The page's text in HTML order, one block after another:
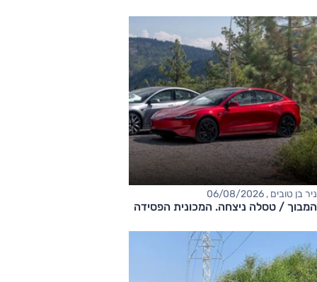
ניר בן טובים , 06/08/2026
המבוך / טסלה ניצחה. המכונית הפסידה